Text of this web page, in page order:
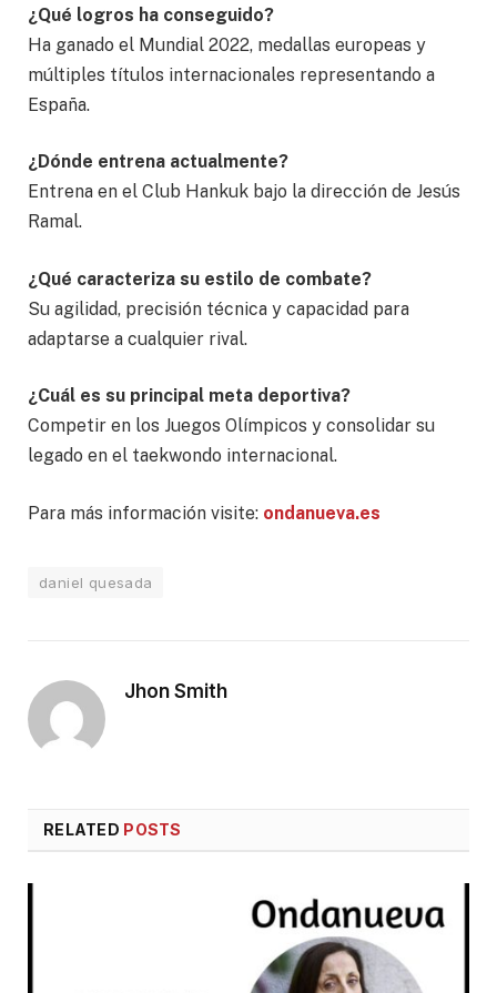
¿Qué logros ha conseguido?
Ha ganado el Mundial 2022, medallas europeas y
múltiples títulos internacionales representando a
España.
¿Dónde entrena actualmente?
Entrena en el Club Hankuk bajo la dirección de Jesús
Ramal.
¿Qué caracteriza su estilo de combate?
Su agilidad, precisión técnica y capacidad para
adaptarse a cualquier rival.
¿Cuál es su principal meta deportiva?
Competir en los Juegos Olímpicos y consolidar su
legado en el taekwondo internacional.
Para más información visite: ondanueva.es
daniel quesada
Jhon Smith
RELATED POSTS